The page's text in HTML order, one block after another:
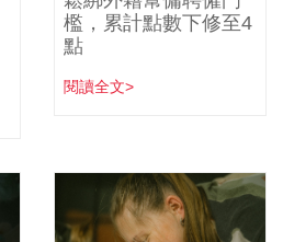
檻，累計點數下修至4
點
閱讀全文>